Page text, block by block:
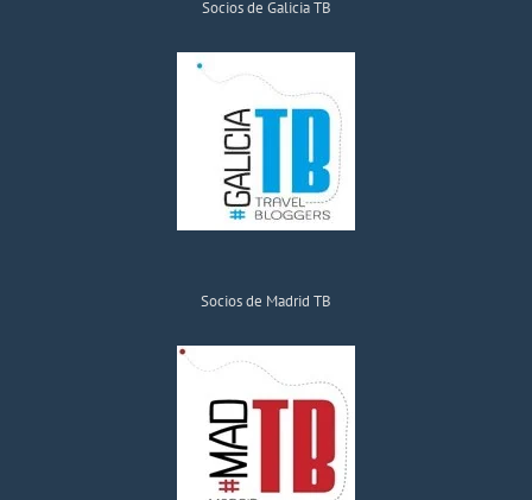
Socios de Galicia TB
Socios de Madrid TB